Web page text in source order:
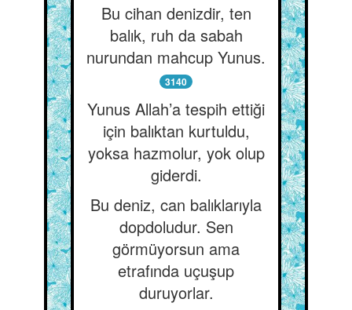
Bu cihan denizdir, ten
balık, ruh da sabah
nurundan mahcup Yunus.
3140
Yunus Allah’a tespih ettiği
için balıktan kurtuldu,
yoksa hazmolur, yok olup
giderdi.
Bu deniz, can balıklarıyla
dopdoludur. Sen
görmüyorsun ama
etrafında uçuşup
duruyorlar.